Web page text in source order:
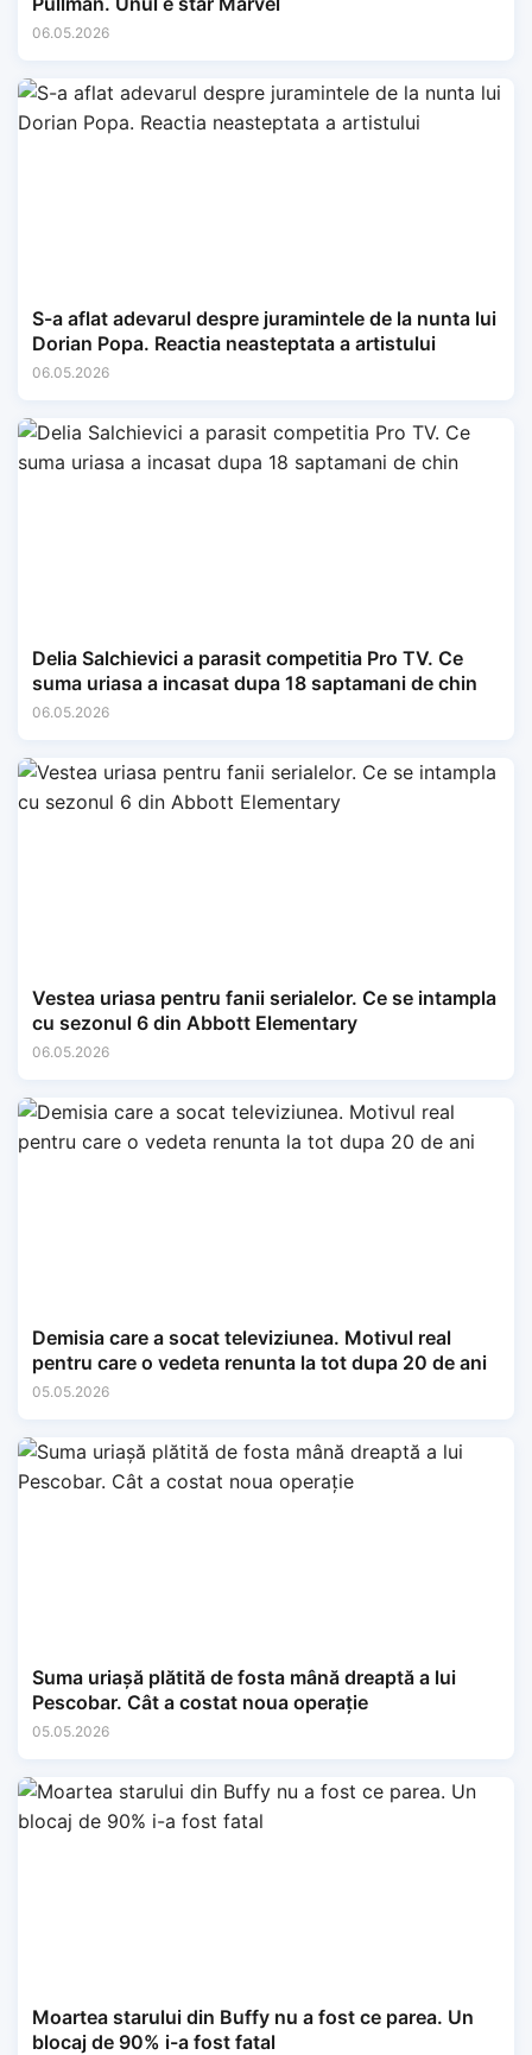
06.05.2026
S-a aflat adevarul despre juramintele de la nunta lui
Dorian Popa. Reactia neasteptata a artistului
06.05.2026
Delia Salchievici a parasit competitia Pro TV. Ce
suma uriasa a incasat dupa 18 saptamani de chin
06.05.2026
Vestea uriasa pentru fanii serialelor. Ce se intampla
cu sezonul 6 din Abbott Elementary
06.05.2026
Demisia care a socat televiziunea. Motivul real
pentru care o vedeta renunta la tot dupa 20 de ani
05.05.2026
Suma uriașă plătită de fosta mână dreaptă a lui
Pescobar. Cât a costat noua operație
05.05.2026
Moartea starului din Buffy nu a fost ce parea. Un
blocaj de 90% i-a fost fatal